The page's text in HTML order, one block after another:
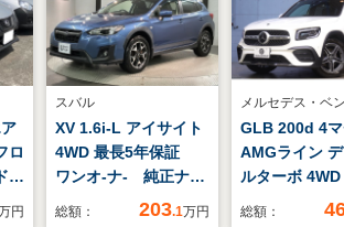
ロ
円
スバル
XV 1.6i-L アイサイト
4WD 最長5年保証
ワンオ-ナ- 純正ナ
ビ TV Rカメラ
総額： 203.1万円
メルセデス・ベ
GLB 200d 4
AMGライン
ルターボ
レザーエクス
総額：